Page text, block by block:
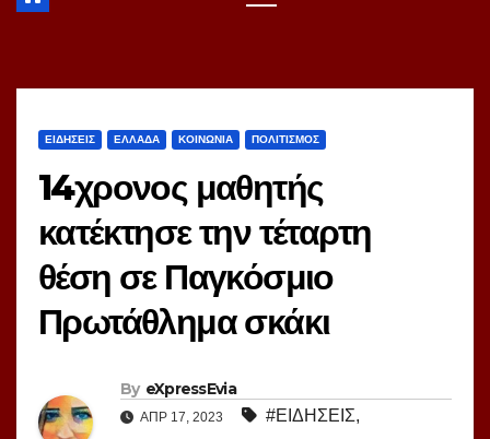
ΕΙΔΗΣΕΙΣ ΕΛΛΑΔΑ ΚΟΙΝΩΝΙΑ ΠΟΛΙΤΙΣΜΟΣ
14χρονος μαθητής
κατέκτησε την τέταρτη
θέση σε Παγκόσμιο
Πρωτάθλημα σκάκι
By eXpressEvia
ΑΠΡ 17, 2023 #ΕΙΔΗΣΕΙΣ,